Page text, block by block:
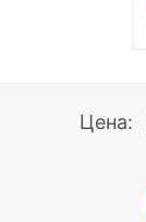
Цена: